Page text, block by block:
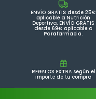
ENVÍO GRATIS desde 25€
aplicable a Nutrición
Deportiva. ENVÍO GRATIS
desde 69€ aplicable a
Parafarmacia.
REGALOS EXTRA según el
importe de tu compra